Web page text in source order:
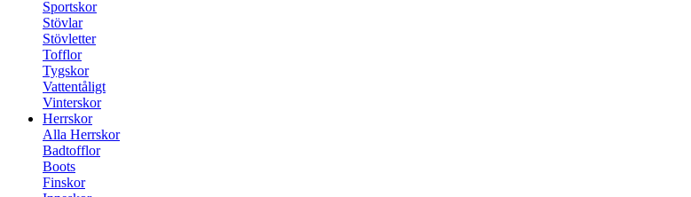
Sportskor
Stövlar
Stövletter
Tofflor
Tygskor
Vattentåligt
Vinterskor
Herrskor
Alla Herrskor
Badtofflor
Boots
Finskor